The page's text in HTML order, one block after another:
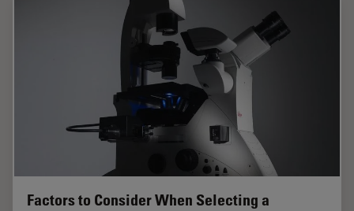
Factors to Consider When Selecting a